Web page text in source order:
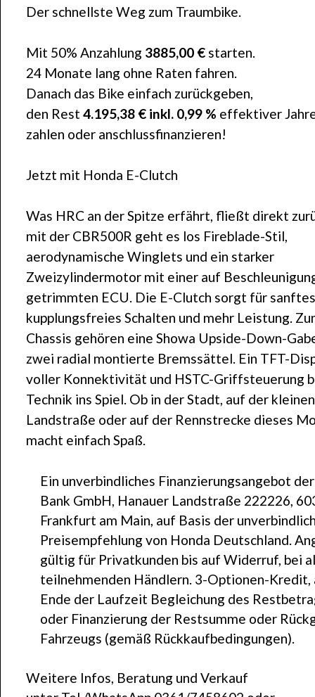
Der schnellste Weg zum Traumbike.
Mit 50% Anzahlung 3885,00 € starten.
24 Monate lang ohne Raten fahren.
Danach das Bike einfach zurückgeben,
den Rest 4.195,38 € inkl. 0,99 % effektiver
zahlen oder anschlussfinanzieren!
Jetzt mit Honda E-Clutch
Was HRC an der Spitze erfährt, fließt direkt
mit der CBR500R geht es los Fireblade-Stil,
aerodynamische Winglets und ein starker
Zweizylindermotor mit einer auf
getrimmten ECU. Die E-Clutch sorgt für
kupplungsfreies Schalten und mehr Leistung.
Chassis gehören eine Showa Upside-Down-
zwei radial montierte Bremssättel. Ein TFT-
voller Konnektivität und HSTC-Griffsteuerung
Technik ins Spiel. Ob in der Stadt, auf der kleinen
Landstraße oder auf der Rennstrecke dieses
macht einfach Spaß.
Ein unverbindliches Finanzierungsangebot
Bank GmbH, Hanauer Landstraße 222226,
Frankfurt am Main, auf Basis der
Preisempfehlung von Honda Deutschland.
gültig für Privatkunden bis auf Widerruf, bei
teilnehmenden Händlern. 3-Optionen-Kredit,
Ende der Laufzeit Begleichung des
oder Finanzierung der Restsumme oder
Fahrzeugs (gemäß Rückkaufbedingungen).
Weitere Infos, Beratung und Verkauf